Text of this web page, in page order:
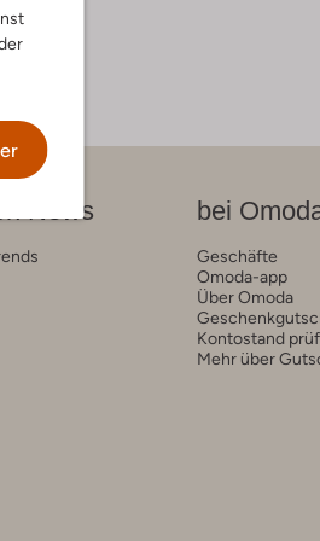
News bei
Geschäfte
Omoda-app
Über Omoda
Kontostand
Mehr über